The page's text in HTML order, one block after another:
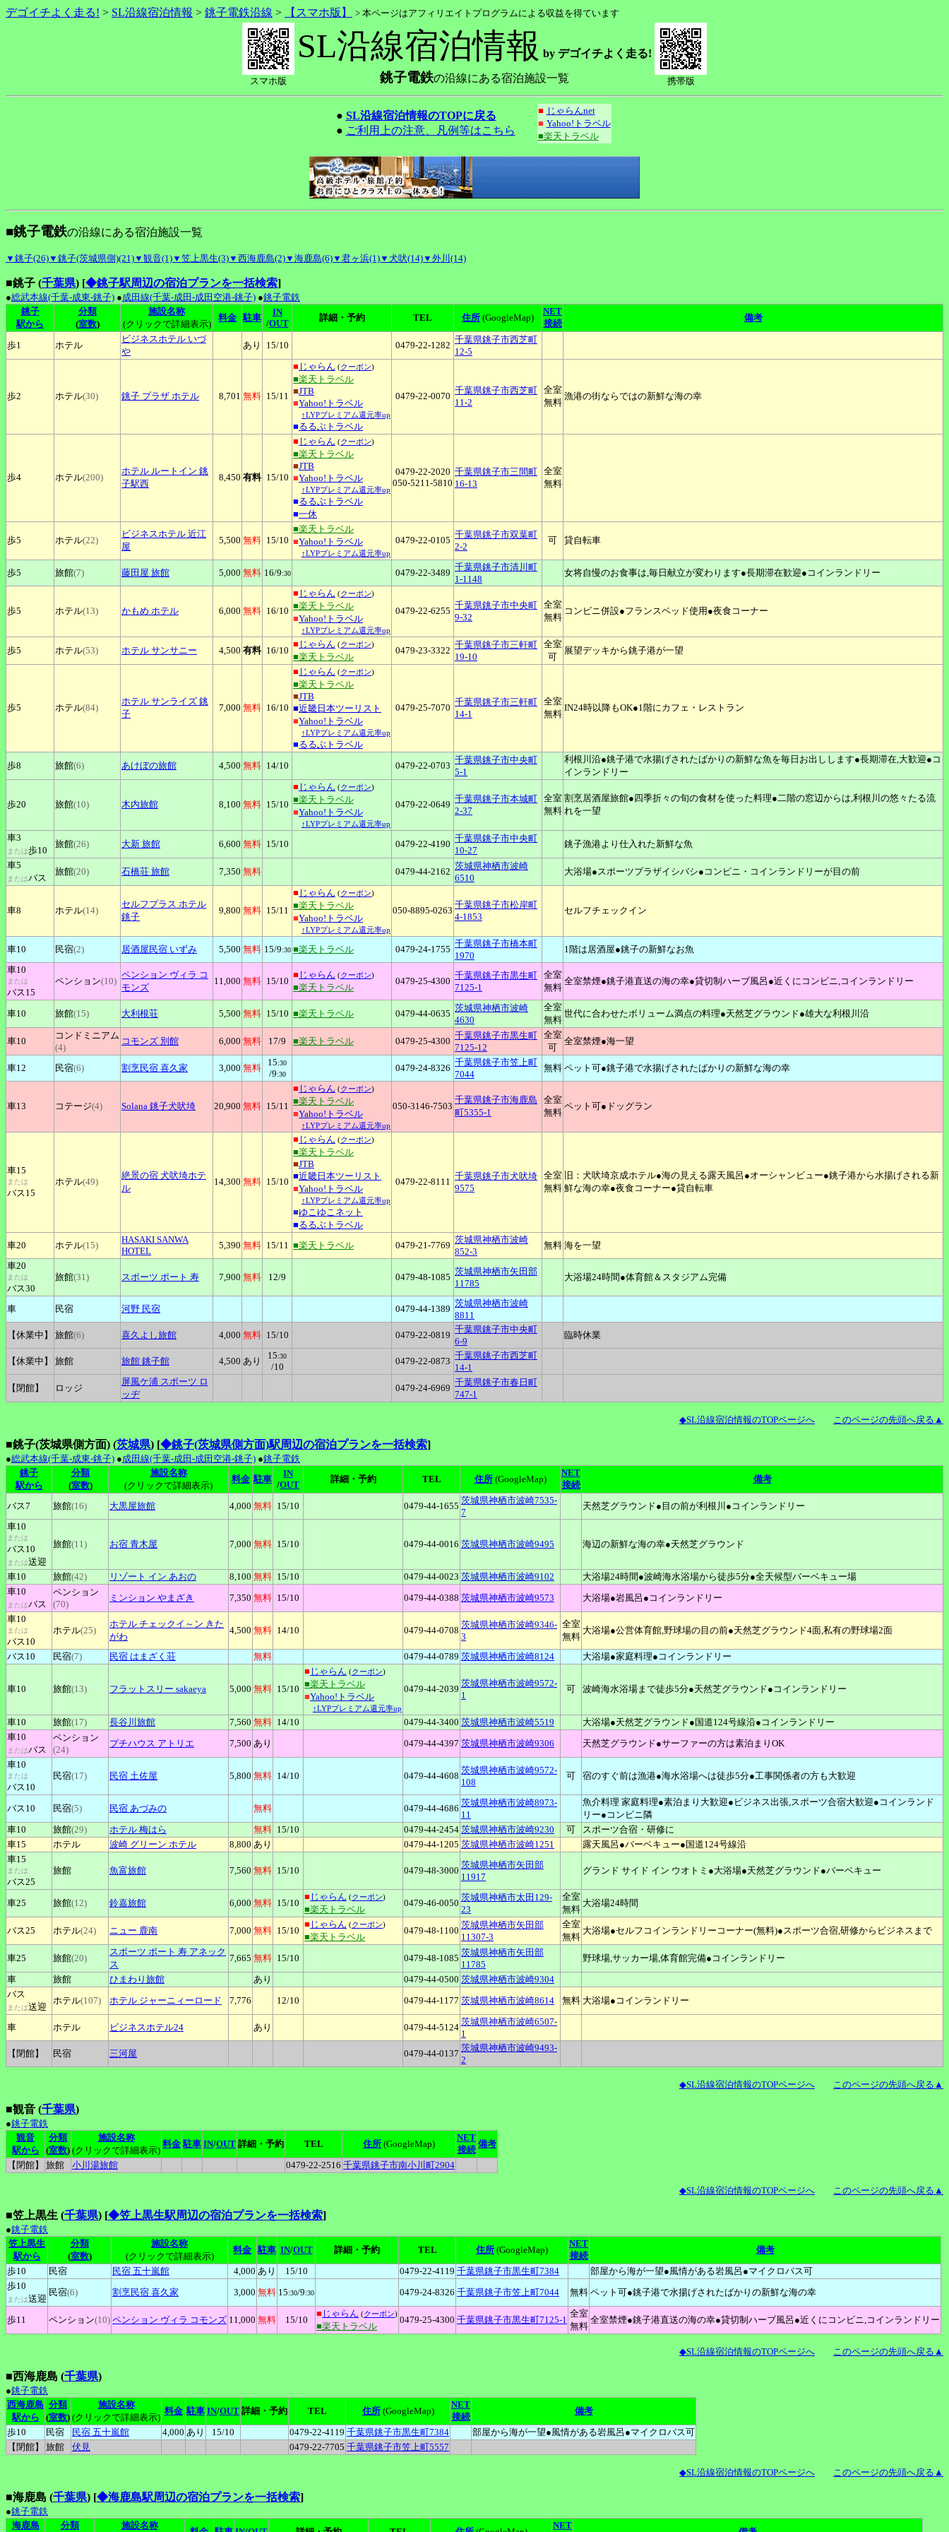
デゴイチよく走る! > SL沿線宿泊情報 > 銚子電鉄沿線 > 【スマホ版】 > 本ページはアフィリエイトプログラムによる収益を得ています
スマホ版
SL沿線宿泊情報 by デゴイチよく走る!
銚子電鉄の沿線にある宿泊施設一覧 携帯版
● SL沿線宿泊情報のTOPに戻る
● ご利用上の注意、凡例等はこちら
■ じゃらんnet
■ Yahoo!トラベル
■楽天トラベル
■銚子電鉄の沿線にある宿泊施設一覧
▼銚子(26)▼銚子(茨城県側)(21)▼観音(1)▼笠上黒生(3)▼西海鹿島(2)▼海鹿島(6)▼君ヶ浜(1)▼犬吠(14)▼外川(14)
■銚子 (千葉県) [◆銚子駅周辺の宿泊プランを一括検索]
●総武本線(千葉-成東-銚子) ●成田線(千葉-成田-成田空港-銚子) ●銚子電鉄
銚子
駅から
分類
(室数)
施設名称
(クリックで詳細表示)
料金 駐車
IN
/OUT
詳細・予約 TEL 住所 (GoogleMap)
NET
接続
備考
歩1 ホテル
ビジネスホテル いづ
や
あり 15/10 0479-22-1282
千葉県銚子市西芝町
12-5
歩2 ホテル(30) 銚子 プラザ ホテル 8,701 無料 15/11
■ じゃらん (クーポン)
■楽天トラベル
■JTB
■Yahoo!トラベル
↑LYPプレミアム還元率up
■るるぶトラベル
0479-22-0070
千葉県銚子市西芝町
11-2
全室
無料
漁港の街ならではの新鮮な海の幸
歩4 ホテル(200)
ホテル ルートイン 銚
子駅西
8,450 有料 15/10
■ じゃらん (クーポン)
■楽天トラベル
■JTB
■Yahoo!トラベル
↑LYPプレミアム還元率up
■るるぶトラベル
■一休
0479-22-2020
050-5211-5810
千葉県銚子市三間町
16-13
全室
無料
歩5 ホテル(22)
ビジネスホテル 近江
屋
5,500 無料 15/10
■楽天トラベル
■Yahoo!トラベル
↑LYPプレミアム還元率up
0479-22-0105
千葉県銚子市双葉町
2-2
可 貸自転車
歩5 旅館(7) 藤田屋 旅館 5,000 無料 16/9:30 0479-22-3489
千葉県銚子市清川町
1-1148
女将自慢のお食事は,毎日献立が変わります●長期滞在歓迎●コインランドリー
歩5 ホテル(13) かもめ ホテル 6,000 無料 16/10
■ じゃらん (クーポン)
■楽天トラベル
■Yahoo!トラベル
↑LYPプレミアム還元率up
0479-22-6255
千葉県銚子市中央町
9-32
全室
無料
コンビニ併設●フランスベッド使用●夜食コーナー
歩5 ホテル(53) ホテル サンサニー 4,500 有料 16/10
■ じゃらん (クーポン)
■楽天トラベル
0479-23-3322
千葉県銚子市三軒町
19-10
全室
可
展望デッキから銚子港が一望
歩5 ホテル(84)
ホテル サンライズ 銚
子
7,000 無料 16/10
■ じゃらん (クーポン)
■楽天トラベル
■JTB
■近畿日本ツーリスト
■Yahoo!トラベル
↑LYPプレミアム還元率up
■るるぶトラベル
0479-25-7070
千葉県銚子市三軒町
14-1
全室
無料
IN24時以降もOK●1階にカフェ・レストラン
歩8 旅館(6) あけぼの旅館 4,500 無料 14/10 0479-22-0703
千葉県銚子市中央町
5-1
利根川沿●銚子港で水揚げされたばかりの新鮮な魚を毎日お出しします●長期滞在,大歓迎●コ
インランドリー
歩20 旅館(10) 木内旅館 8,100 無料 15/10
■ じゃらん (クーポン)
■楽天トラベル
■Yahoo!トラベル
↑LYPプレミアム還元率up
0479-22-0649
千葉県銚子市本城町
2-37
全室
無料
割烹居酒屋旅館●四季折々の旬の食材を使った料理●二階の窓辺からは,利根川の悠々たる流
れを一望
車3
または歩10
旅館(26) 大新 旅館 6,600 無料 15/10 0479-22-4190
千葉県銚子市中央町
10-27
銚子漁港より仕入れた新鮮な魚
車5
またはバス
旅館(20) 石橋荘 旅館 7,350 無料 0479-44-2162
茨城県神栖市波崎
6510
大浴場●スポーツプラザイシバシ●コンビニ・コインランドリーが目の前
車8 ホテル(14)
セルフプラス ホテル
銚子
9,800 無料 15/11
■ じゃらん (クーポン)
■楽天トラベル
■Yahoo!トラベル
↑LYPプレミアム還元率up
050-8895-0263
千葉県銚子市松岸町
4-1853
セルフチェックイン
車10 民宿(2) 居酒屋民宿 いずみ 5,500 無料 15/9:30 ■楽天トラベル 0479-24-1755
千葉県銚子市橋本町
1970
1階は居酒屋●銚子の新鮮なお魚
車10
または
バス15
ペンション(10)
ペンション ヴィラ コ
モンズ
11,000 無料 15/10
■ じゃらん (クーポン)
■楽天トラベル
0479-25-4300
千葉県銚子市黒生町
7125-1
全室
無料
全室禁煙●銚子港直送の海の幸●貸切制ハーブ風呂●近くにコンビニ,コインランドリー
車10 旅館(15) 大利根荘 5,500 無料 15/10 ■楽天トラベル 0479-44-0635
茨城県神栖市波崎
4630
全室
無料
世代に合わせたボリューム満点の料理●天然芝グラウンド●雄大な利根川沿
車10
コンドミニアム
(4)
コモンズ 別館 6,000 無料 17/9 ■楽天トラベル 0479-25-4300
千葉県銚子市黒生町
7125-12
全室
可
全室禁煙●海一望
車12 民宿(6) 割烹民宿 喜久家 3,000 無料
15:30
/9:30
0479-24-8326
千葉県銚子市笠上町
7044
無料 ペット可●銚子港で水揚げされたばかりの新鮮な海の幸
車13 コテージ(4) Solana 銚子犬吠埼 20,900 無料 15/11
■ じゃらん (クーポン)
■楽天トラベル
■Yahoo!トラベル
↑LYPプレミアム還元率up
050-3146-7503
千葉県銚子市海鹿島
町5355-1
全室
無料
ペット可●ドッグラン
車15
または
バス15
ホテル(49)
絶景の宿 犬吠埼ホテ
ル
14,300 無料 15/10
■ じゃらん (クーポン)
■楽天トラベル
■JTB
■近畿日本ツーリスト
■Yahoo!トラベル
↑LYPプレミアム還元率up
■ゆこゆこネット
■るるぶトラベル
0479-22-8111
千葉県銚子市犬吠埼
9575
全室
無料
旧：犬吠埼京成ホテル●海の見える露天風呂●オーシャンビュー●銚子港から水揚げされる新
鮮な海の幸●夜食コーナー●貸自転車
車20 ホテル(15)
HASAKI SANWA
HOTEL
5,390 無料 15/11 ■楽天トラベル 0479-21-7769
茨城県神栖市波崎
852-3
無料 海を一望
車20
または
バス30
旅館(31) スポーツ ポート 寿 7,900 無料 12/9 0479-48-1085
茨城県神栖市矢田部
11785
大浴場24時間●体育館＆スタジアム完備
車 民宿 河野 民宿 0479-44-1389
茨城県神栖市波崎
8811
【休業中】
旅館(6) 喜久よし旅館 4,000 無料 15/10 0479-22-0819
千葉県銚子市中央町
6-9
臨時休業
【休業中】 旅館 旅館 銚子館 4,500 あり
15:30
/10
0479-22-0873
千葉県銚子市西芝町
14-1
【閉館】
ロッジ
屏風ケ浦 スポーツ ロ
ッヂ
0479-24-6969
千葉県銚子市春日町
747-1
◆SL沿線宿泊情報のTOPページへ このページの先頭へ戻る▲
■銚子(茨城県側方面) (茨城県) [◆銚子(茨城県側方面)駅周辺の宿泊プランを一括検索]
●総武本線(千葉-成東-銚子) ●成田線(千葉-成田-成田空港-銚子) ●銚子電鉄
銚子
駅から
分類
(室数)
施設名称
(クリックで詳細表示)
料金 駐車
IN
/OUT
詳細・予約 TEL 住所(GoogleMap)
NET
接続
備考
バス7 旅館(16) 大黒屋旅館 4,000 無料 15/10 0479-44-1655
茨城県神栖市波崎7535-
7
天然芝グラウンド●目の前が利根川●コインランドリー
車10
または
バス10
または送迎
旅館(11) お宿 青木屋 7,000 無料 15/10 0479-44-0016 茨城県神栖市波崎9495 海辺の新鮮な海の幸●天然芝グラウンド
車10 旅館(42) リゾート イン あおの 8,100 無料 15/10 0479-44-0023 茨城県神栖市波崎9102
大浴場24時間●波崎海水浴場から徒歩5分●全天候型バーベキュー場
車10
またはバス
ペンション
(70)
ミンション やまざき 7,350 無料 15/10 0479-44-0388 茨城県神栖市波崎9573
大浴場●岩風呂●コインランドリー
車10
または
バス10
ホテル(25)
ホテル チェックイ～ン きた
がわ
4,500 無料 14/10 0479-44-0708
茨城県神栖市波崎9346-
3
全室
無料
大浴場●公営体育館,野球場の目の前●天然芝グラウンド4面,私有の野球場2面
バス10 民宿(7) 民宿 はまざく荘 無料 0479-44-0789 茨城県神栖市波崎8124 大浴場●家庭料理●コインランドリー
車10 旅館(13) フラットスリー sakaeya 5,000 無料 15/10
■ じゃらん (クーポン)
■楽天トラベル
■Yahoo!トラベル
↑LYPプレミアム還元率up
0479-44-2039
茨城県神栖市波崎9572-
1
可 波崎海水浴場まで徒歩5分●天然芝グラウンド●コインランドリー
車10 旅館(17) 長谷川旅館 7,560 無料 14/10 0479-44-3400 茨城県神栖市波崎5519
大浴場●天然芝グラウンド●国道124号線沿●コインランドリー
車10
またはバス
ペンション
(24)
プチハウス アトリエ 7,500 あり 0479-44-4397 茨城県神栖市波崎9306
天然芝グラウンド●サーファーの方は素泊まりOK
車10
または
バス10
民宿(17) 民宿 土佐屋 5,800 無料 14/10 0479-44-4608
茨城県神栖市波崎9572-
108
可 宿のすぐ前は漁港●海水浴場へは徒歩5分●工事関係者の方も大歓迎
バス10 民宿(5) 民宿 あづみの 無料 0479-44-4686
茨城県神栖市波崎8973-
11
魚介料理 家庭料理●素泊まり大歓迎●ビジネス出張,スポーツ合宿大歓迎●コインランド
リー●コンビニ隣
車10
旅館(29) ホテル 梅はら 無料 15/10 0479-44-2454 茨城県神栖市波崎9230 可
スポーツ合宿・研修に
車15
ホテル 波崎 グリーン ホテル 8,800 あり 0479-44-1205 茨城県神栖市波崎1251
露天風呂●バーベキュー●国道124号線沿
車15
または
バス25
旅館 魚富旅館 7,560 無料 15/10 0479-48-3000
茨城県神栖市矢田部
11917
グランド サイド イン ウオトミ●大浴場●天然芝グラウンド●バーベキュー
車25 旅館(12) 鈴嘉旅館 6,000 無料 15/10
■ じゃらん (クーポン)
■楽天トラベル
0479-46-0050
茨城県神栖市太田129-
23
全室
無料
大浴場24時間
バス25 ホテル(24) ニュー 鹿南 7,000 無料 15/10
■ じゃらん (クーポン)
■楽天トラベル
0479-48-1100
茨城県神栖市矢田部
11307-3
全室
無料
大浴場●セルフコインランドリーコーナー(無料)●スポーツ合宿,研修からビジネスまで
車25 旅館(20)
スポーツ ポート 寿 アネック
ス
7,665 無料 15/10 0479-48-1085
茨城県神栖市矢田部
11785
野球場,サッカー場,体育館完備●コインランドリー
車
旅館 ひまわり旅館 あり 0479-44-0500 茨城県神栖市波崎9304
バス
または送迎
ホテル(107) ホテル ジャーニィーロード 7,776 12/10 0479-44-1177 茨城県神栖市波崎8614 無料 大浴場●コインランドリー
車 ホテル ビジネスホテル24 あり 0479-44-5124
茨城県神栖市波崎6507-
1
【閉館】
民宿 三河屋 0479-44-0137
茨城県神栖市波崎9493-
2
◆SL沿線宿泊情報のTOPページへ このページの先頭へ戻る▲
■観音 (千葉県)
●銚子電鉄
観音
駅から
分類
(室数)
施設名称
(クリックで詳細表示)
料金 駐車 IN/OUT 詳細・予約 TEL 住所 (GoogleMap)
NET
接続
備考
【閉館】
旅館 小川湯旅館 0479-22-2516 千葉県銚子市南小川町2904
◆SL沿線宿泊情報のTOPページへ このページの先頭へ戻る▲
■笠上黒生 (千葉県) [◆笠上黒生駅周辺の宿泊プランを一括検索]
●銚子電鉄
笠上黒生
駅から
分類
(室数)
施設名称
(クリックで詳細表示)
料金 駐車 IN/OUT 詳細・予約 TEL 住所 (GoogleMap)
NET
接続
備考
歩10
民宿 民宿 五十嵐館 4,000 あり 15/10 0479-22-4119 千葉県銚子市黒生町7384
部屋から海が一望●風情がある岩風呂●マイクロバス可
歩10
または送迎
民宿(6) 割烹民宿 喜久家 3,000 無料 15:30/9:30 0479-24-8326 千葉県銚子市笠上町7044 無料 ペット可●銚子港で水揚げされたばかりの新鮮な海の幸
歩11 ペンション(10) ペンション ヴィラ コモンズ 11,000 無料 15/10
■ じゃらん (クーポン)
■楽天トラベル
0479-25-4300 千葉県銚子市黒生町7125-1
全室
無料
全室禁煙●銚子港直送の海の幸●貸切制ハーブ風呂●近くにコンビニ,コインランドリー
◆SL沿線宿泊情報のTOPページへ このページの先頭へ戻る▲
■西海鹿島 (千葉県)
●銚子電鉄
西海鹿島
駅から
分類
(室数)
施設名称
(クリックで詳細表示)
料金 駐車 IN/OUT 詳細・予約 TEL 住所(GoogleMap)
NET
接続
備考
歩10
民宿 民宿 五十嵐館 4,000 あり 15/10 0479-22-4119 千葉県銚子市黒生町7384
部屋から海が一望●風情がある岩風呂●マイクロバス可
【閉館】
旅館 伏見 0479-22-7705 千葉県銚子市笠上町5557
◆SL沿線宿泊情報のTOPページへ このページの先頭へ戻る▲
■海鹿島 (千葉県) [◆海鹿島駅周辺の宿泊プランを一括検索]
●銚子電鉄
海鹿島
分類 施設名称 NET